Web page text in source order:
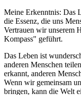
Meine Erkenntnis: Das
die Essenz, die uns
Vertrauen wir unserem
Kompass" geführt.
Das Leben ist
anderen Menschen
erkannt, anderen
Wenn wir gemeinsam
bringen, kann die Welt